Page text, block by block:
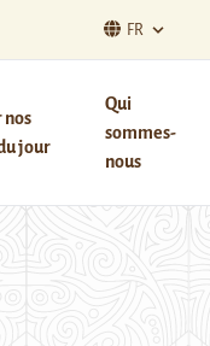
FR
nos
jour
Qui
sommes-
nous